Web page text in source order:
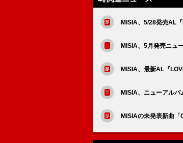
MISIA、5/28発売AL
MISIA、5月発売ニュ
MISIA、最新AL『
MISIA、ニューアルバ
MISIAの未発表新曲「